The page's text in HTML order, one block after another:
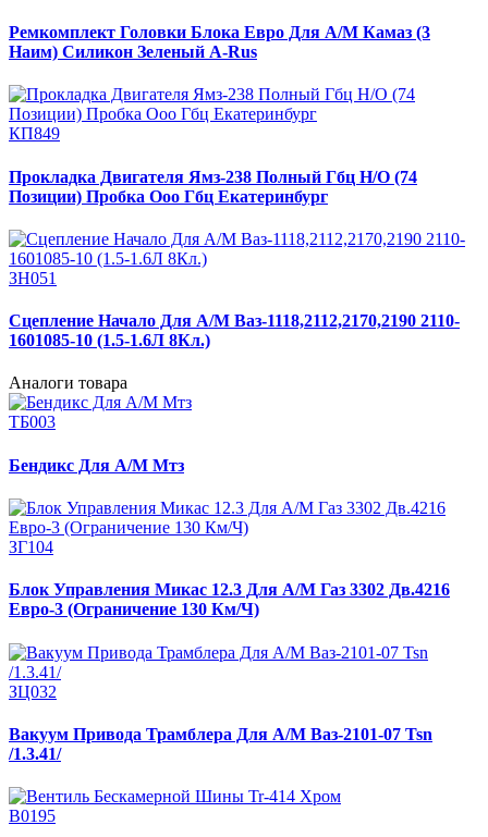
Ремкомплект Головки Блока Евро Для А/М Камаз (3
Наим) Силикон Зеленый A-Rus
КП849
Прокладка Двигателя Ямз-238 Полный Гбц Н/О (74
Позиции) Пробка Ооо Гбц Екатеринбург
ЗН051
Сцепление Начало Для А/М Ваз-1118,2112,2170,2190 2110-
1601085-10 (1.5-1.6Л 8Кл.)
Аналоги товара
ТБ003
Бендикс Для А/М Мтз
ЗГ104
Блок Управления Микас 12.3 Для А/М Газ 3302 Дв.4216
Евро-3 (Ограничение 130 Км/Ч)
ЗЦ032
Вакуум Привода Трамблера Для А/М Ваз-2101-07 Tsn
/1.3.41/
В0195